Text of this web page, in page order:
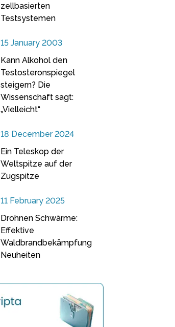
zellbasierten
Testsystemen
15 January 2003
Kann Alkohol den
Testosteronspiegel
steigern? Die
Wissenschaft sagt:
„Vielleicht“
18 December 2024
Ein Teleskop der
Weltspitze auf der
Zugspitze
11 February 2025
Drohnen Schwärme:
Effektive
Waldbrandbekämpfung
Neuheiten